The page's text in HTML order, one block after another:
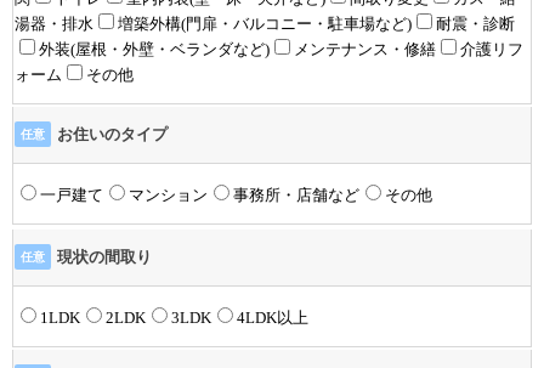
湯器・排水
増築外構(門扉・バルコニー・駐車場など)
耐震・診断
外装(屋根・外壁・ベランダなど)
メンテナンス・修繕
介護リフ
ォーム
その他
任意 お住いのタイプ
一戸建て マンション 事務所・店舗など その他
任意 現状の間取り
1LDK 2LDK 3LDK 4LDK以上